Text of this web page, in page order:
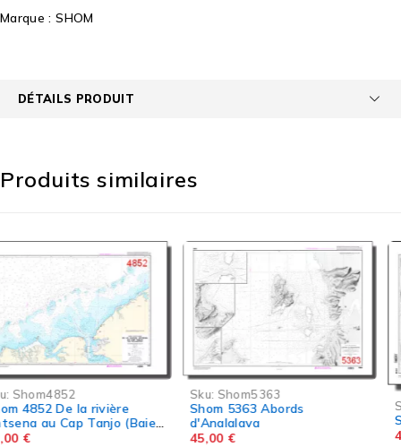
Marque :SHOM
DÉTAILS PRODUIT
Produits similaires
Sku:Shom5363
Shom 5363 Abords
d'Analalava
45,00
Sku:Shom4113
Shom 4113 Baie de Vohemar
45,00